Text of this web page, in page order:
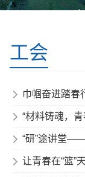
工会
巾帼奋进踏春
“材料铸魂，
“研”途讲堂——
让青春在“篮”